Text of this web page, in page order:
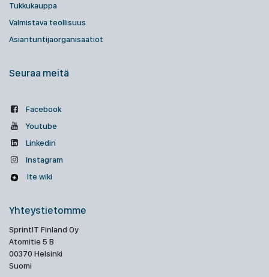
Tukkukauppa
Valmistava teollisuus
Asiantuntijaorganisaatiot
Seuraa meitä
Facebook
Youtube
Linkedin
Instagram
Ite wiki
Yhteystietomme
SprintIT Finland Oy
Atomitie 5 B
00370 Helsinki
Suomi